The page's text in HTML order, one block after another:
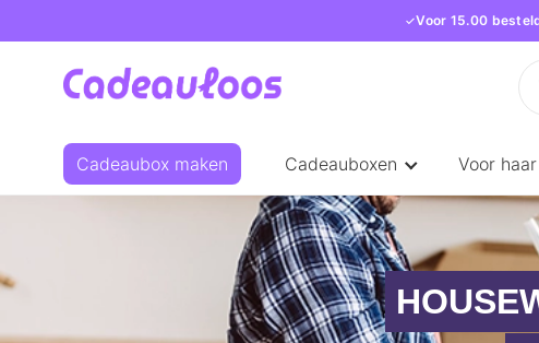
Voor 15.00
Cadeaubox maken Cadeauboxen Voor haar